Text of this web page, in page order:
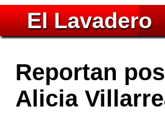
El Lavadero
Reportan
Alicia